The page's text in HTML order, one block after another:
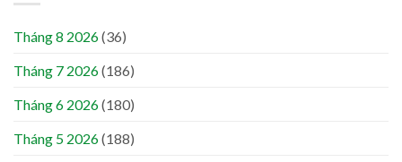
Tháng 8 2026(36)
Tháng 7 2026(186)
Tháng 6 2026(180)
Tháng 5 2026(188)